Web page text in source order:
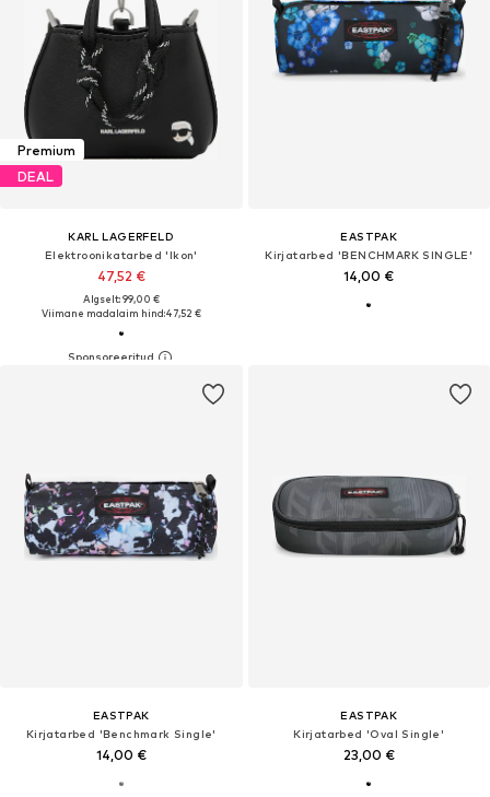
Premium
DEAL
KARL LAGERFELD
Elektroonikatarbed 'Ikon'
47,52 €
Algselt: 99,00 €
Viimane madalaim hind:47,52 €
EASTPAK
Kirjatarbed 'BENCHMARK SINGLE'
14,00 €
EASTPAK
Kirjatarbed 'Benchmark Single'
14,00 €
EASTPAK
Kirjatarbed 'Oval Single'
23,00 €